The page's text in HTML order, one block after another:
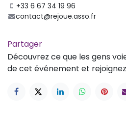
+33 6 67 34 19 96
contact@rejoue.asso.fr
Partager
Découvrez ce que les gens
de cet événement et